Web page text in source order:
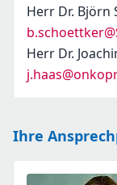
Herr Dr. Björn
Herr Dr.
Ihre